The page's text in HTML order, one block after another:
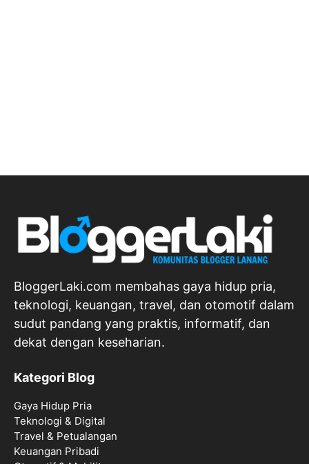
BloggerLaki.com membahas gaya hidup pria,
teknologi, keuangan, travel, dan otomotif dalam
sudut pandang yang praktis, informatif, dan
dekat dengan keseharian.
Kategori Blog
Gaya Hidup Pria
Teknologi & Digital
Travel & Petualangan
Keuangan Pribadi